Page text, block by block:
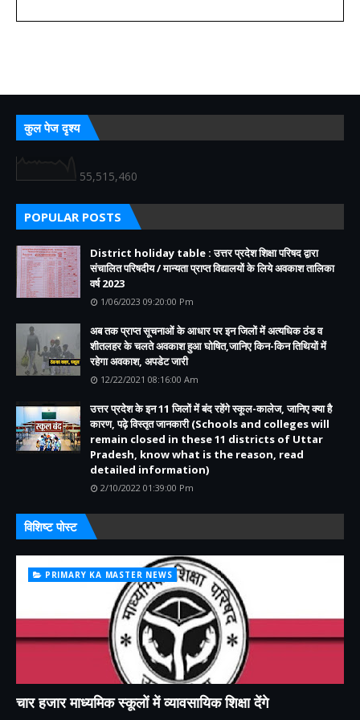
कुल पेज दृश्य
55,515,460
POPULAR POSTS
District holiday table : उत्तर प्रदेश शिक्षा परिषद द्वारा
संचालित परिषदीय / मान्यता प्राप्त विद्यालयों के लिये अवकाश तालिका
वर्ष 2023
1/06/2023 09:20:00 Pm
अब तक प्राप्त सूचनाओं के आधार पर इन जिलों में अत्यधिक ठंड व
शीतलहर के चलते अवकाश हुआ घोषित,जानिए किन-किन तिथियों में
रहेगा अवकाश, अपडेट जारी
12/22/2021 08:16:00 Am
उत्तर प्रदेश के इन 11 जिलों में बंद रहेंगे स्कूल-कालेज, जानिए क्या है
कारण, पढ़े विस्तृत जानकारी (Schools and colleges will
remain closed in these 11 districts of Uttar
Pradesh, know what is the reason, read
detailed information)
2/10/2022 01:39:00 Pm
विशिष्ट पोस्ट
PRIMARY KA MASTER NEWS
चार हजार माध्यमिक स्कूलों में व्यावसायिक शिक्षा देंगे